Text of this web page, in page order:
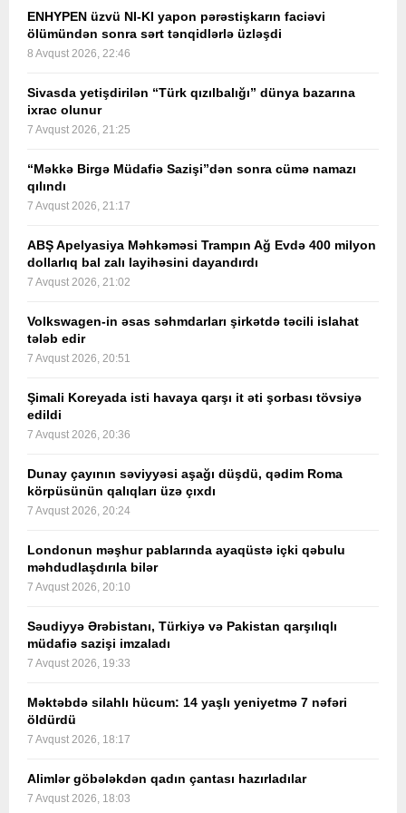
ENHYPEN üzvü NI-KI yapon pərəstişkarın faciəvi
ölümündən sonra sərt tənqidlərlə üzləşdi
8 Avqust 2026, 22:46
Sivasda yetişdirilən “Türk qızılbalığı” dünya bazarına
ixrac olunur
7 Avqust 2026, 21:25
“Məkkə Birgə Müdafiə Sazişi”dən sonra cümə namazı
qılındı
7 Avqust 2026, 21:17
ABŞ Apelyasiya Məhkəməsi Trampın Ağ Evdə 400 milyon
dollarlıq bal zalı layihəsini dayandırdı
7 Avqust 2026, 21:02
Volkswagen-in əsas səhmdarları şirkətdə təcili islahat
tələb edir
7 Avqust 2026, 20:51
Şimali Koreyada isti havaya qarşı it əti şorbası tövsiyə
edildi
7 Avqust 2026, 20:36
Dunay çayının səviyyəsi aşağı düşdü, qədim Roma
körpüsünün qalıqları üzə çıxdı
7 Avqust 2026, 20:24
Londonun məşhur pablarında ayaqüstə içki qəbulu
məhdudlaşdırıla bilər
7 Avqust 2026, 20:10
Səudiyyə Ərəbistanı, Türkiyə və Pakistan qarşılıqlı
müdafiə sazişi imzaladı
7 Avqust 2026, 19:33
Məktəbdə silahlı hücum: 14 yaşlı yeniyetmə 7 nəfəri
öldürdü
7 Avqust 2026, 18:17
Alimlər göbələkdən qadın çantası hazırladılar
7 Avqust 2026, 18:03